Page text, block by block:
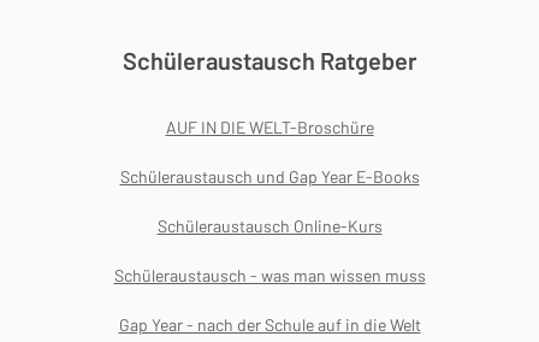
Schüleraustausch Ratgeber
AUF IN DIE WELT-Broschüre
Schüleraustausch und Gap Year E-Books
Schüleraustausch Online-Kurs
Schüleraustausch - was man wissen muss
Gap Year - nach der Schule auf in die Welt